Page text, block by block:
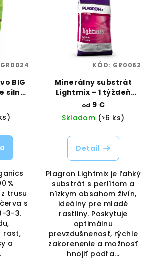
BIG
silný
%
trusu
s
3-3.
rast,
a
GR0024
Minerálny substrát
Lightmix – 1 týždeň
výživy | Plagron |
Vaporama
od 9 €
Skladom (>6 ks)
Detail
Plagron Lightmix je ľahký
substrát s perlítom a
nízkym obsahom živín,
ideálny pre mladé
rastliny. Poskytuje
optimálnu
prevzdušnenosť, rýchle
zakorenenie a možnosť
hnojiť podľa...
KÓD: GR0062